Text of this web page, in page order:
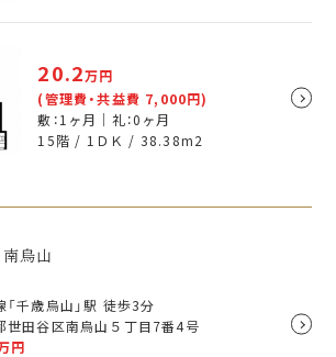
20.2万円
(管理費・共益費 7,000円)
敷：1ヶ月｜礼：0ヶ月
15階 / 1ＤＫ / 38.38m2
烏山
「千歳烏山」駅 徒歩3分
世田谷区南烏山５丁目7番4号
円